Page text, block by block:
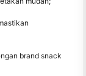
brand snack